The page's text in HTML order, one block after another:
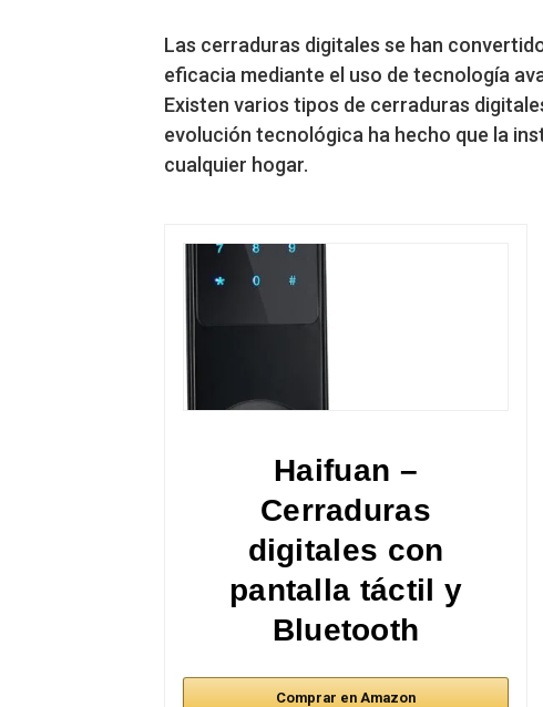
Las cerraduras digitales se han
eficacia mediante el uso de tecnología
Existen varios tipos de cerraduras
evolución tecnológica ha hecho que la
cualquier hogar.
Haifuan –
Cerraduras
digitales con
pantalla táctil y
Bluetooth
Comprar en Amazon